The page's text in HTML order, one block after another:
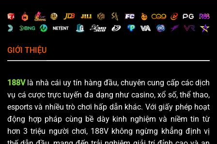
GIỚI THIỆU
188Vlà nhà cái uy tín hàng đầu, chuyên cung cấp các dịch
vụ cá cược trực tuyến đa dạng như casino, xổ số, thể thao,
esports và nhiều trò chơi hấp dẫn khác. Với giấy phép hoạt
động hợp pháp cùng bề dày kinh nghiệm và niềm tin từ
hơn 3 triệu người chơi, 188V không ngừng khẳng định vị